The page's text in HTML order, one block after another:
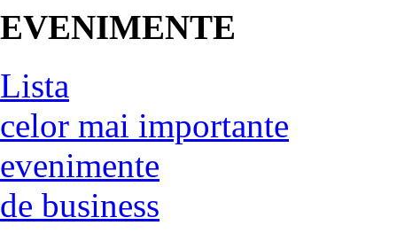
EVENIMENTE
Lista
celor mai importante
evenimente
de business